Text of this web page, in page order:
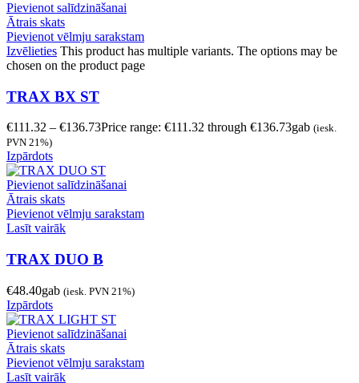
Pievienot salīdzināšanai
Ātrais skats
Pievienot vēlmju sarakstam
Izvēlieties This product has multiple variants. The options may be
chosen on the product page
TRAX BX ST
€111.32 – €136.73Price range: €111.32 through €136.73gab (iesk.
PVN 21%)
Izpārdots
Pievienot salīdzināšanai
Ātrais skats
Pievienot vēlmju sarakstam
Lasīt vairāk
TRAX DUO B
€48.40gab (iesk. PVN 21%)
Izpārdots
Pievienot salīdzināšanai
Ātrais skats
Pievienot vēlmju sarakstam
Lasīt vairāk